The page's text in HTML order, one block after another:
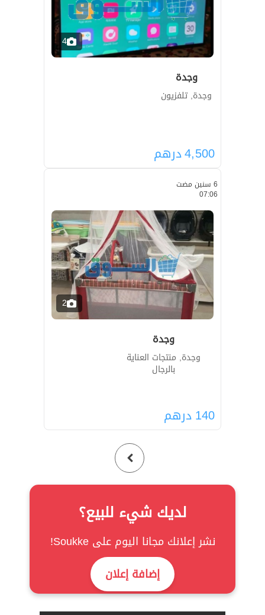
4
وجدة
وجدة, تلفزيون
4,500درهم
6 سنين مضت
07:06
2
وجدة
وجدة, منتجات العناية
بالرجال
140درهم
لديك شيء للبيع؟
نشر إعلانك مجانا اليوم على Soukke!
إضافة إعلان